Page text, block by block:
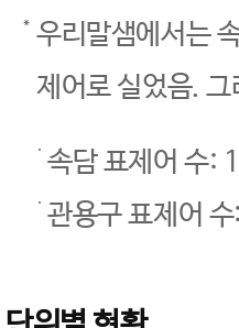
우리말샘에서는
제어로 실었음.
속담 표제어 수:
관용구 표제어